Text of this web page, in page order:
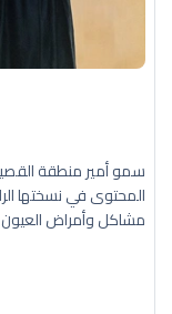
سمو أمير منطقة
المحتوى في نسختها
مشاكل وأمراض